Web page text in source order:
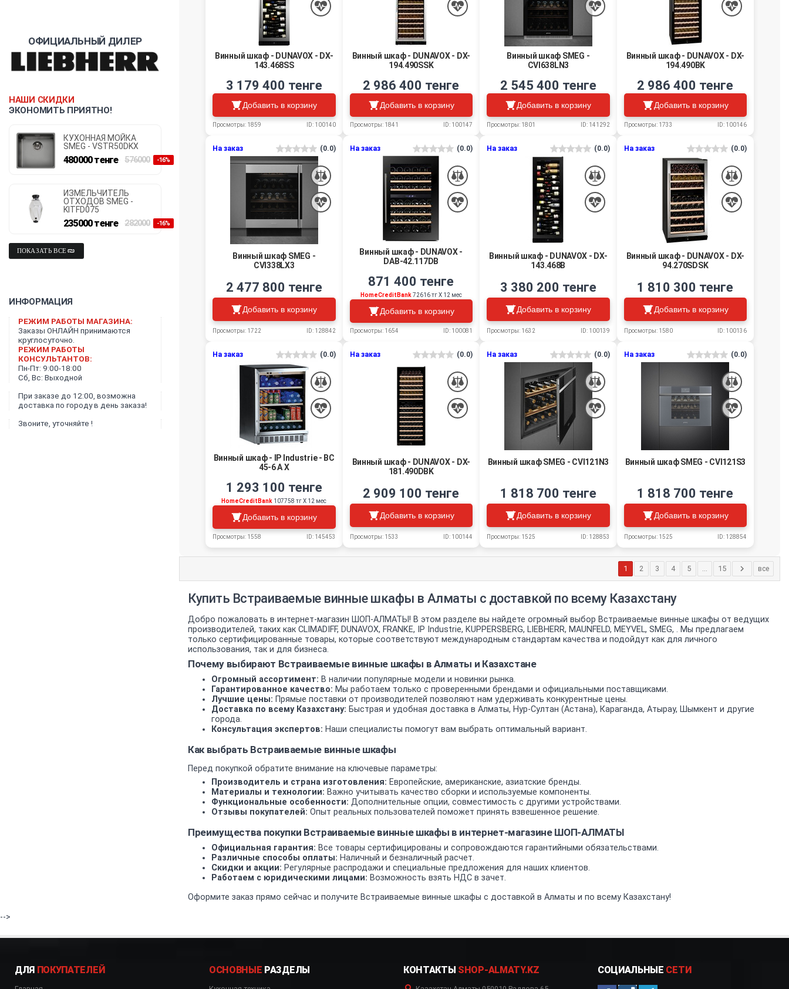
ОФИЦИАЛЬНЫЙ ДИЛЕР
Винный шкаф - DUNAVOX - DX-
143.468SS
3 179 400 тенге
Добавить в корзину
Просмотры: 1859 ID: 100140
Винный шкаф - DUNAVOX - DX-
194.490SSK
2 986 400 тенге
Добавить в корзину
Просмотры: 1841 ID: 100147
Винный шкаф SMEG -
CVI638LN3
2 545 400 тенге
Добавить в корзину
Просмотры: 1801 ID: 141292
Винный шкаф - DUNAVOX - DX-
194.490BK
2 986 400 тенге
Добавить в корзину
Просмотры: 1733 ID: 100146
На заказ (0.0)
Винный шкаф SMEG -
CVI338LX3
2 477 800 тенге
Добавить в корзину
Просмотры: 1722 ID: 128842
На заказ (0.0)
Винный шкаф - DUNAVOX -
DAB-42.117DB
871 400 тенге
HomeCreditBank72616 тг Х 12 мес
Добавить в корзину
Просмотры: 1654 ID: 100081
На заказ (0.0)
Винный шкаф - DUNAVOX - DX-
143.468B
3 380 200 тенге
Добавить в корзину
Просмотры: 1632 ID: 100139
На заказ (0.0)
Винный шкаф - DUNAVOX - DX-
94.270SDSK
1 810 300 тенге
Добавить в корзину
Просмотры: 1580 ID: 100136
На заказ (0.0)
Винный шкаф - IP Industrie - BC
45-6 A X
1 293 100 тенге
HomeCreditBank 107758 тг Х 12 мес
Добавить в корзину
Просмотры: 1558 ID: 145453
На заказ (0.0)
Винный шкаф - DUNAVOX - DX-
181.490DBK
2 909 100 тенге
Добавить в корзину
Просмотры: 1533 ID: 100144
На заказ (0.0)
Винный шкаф SMEG - CVI121N3
1 818 700 тенге
Добавить в корзину
Просмотры: 1525 ID: 128853
На заказ (0.0)
Винный шкаф SMEG - CVI121S3
1 818 700 тенге
Добавить в корзину
Просмотры: 1525 ID: 128854
1 2 3 4 5 ... 15 все
Купить Встраиваемые винные шкафы в Алматы с доставкой по всему Казахстану
Добро пожаловать в интернет-магазин ШОП-АЛМАТЫ! В этом разделе вы найдете огромный выбор Встраиваемые винные шкафы от ведущих
производителей, таких как CLIMADIFF, DUNAVOX, FRANKE, IP Industrie, KUPPERSBERG, LIEBHERR, MAUNFELD, MEYVEL, SMEG, . Мы предлагаем
только сертифицированные товары, которые соответствуют международным стандартам качества и подойдут как для личного
использования, так и для бизнеса.
Почему выбирают Встраиваемые винные шкафы в Алматы и Казахстане
Огромный ассортимент: В наличии популярные модели и новинки рынка.
Гарантированное качество: Мы работаем только с проверенными брендами и официальными поставщиками.
Лучшие цены: Прямые поставки от производителей позволяют нам удерживать конкурентные цены.
Доставка по всему Казахстану: Быстрая и удобная доставка в Алматы, Нур-Султан (Астана), Караганда, Атырау, Шымкент и другие
города.
Консультация экспертов: Наши специалисты помогут вам выбрать оптимальный вариант.
Как выбрать Встраиваемые винные шкафы
Перед покупкой обратите внимание на ключевые параметры:
Производитель и страна изготовления: Европейские, американские, азиатские бренды.
Материалы и технологии: Важно учитывать качество сборки и используемые компоненты.
Функциональные особенности: Дополнительные опции, совместимость с другими устройствами.
Отзывы покупателей: Опыт реальных пользователей поможет принять взвешенное решение.
Преимущества покупки Встраиваемые винные шкафы в интернет-магазине ШОП-АЛМАТЫ
Официальная гарантия: Все товары сертифицированы и сопровождаются гарантийными обязательствами.
Различные способы оплаты: Наличный и безналичный расчет.
Скидки и акции: Регулярные распродажи и специальные предложения для наших клиентов.
Работаем с юридическими лицами: Возможность взять НДС в зачет.
Оформите заказ прямо сейчас и получите Встраиваемые винные шкафы с доставкой в Алматы и по всему Казахстану!
НАШИ СКИДКИ
ЭКОНОМИТЬ ПРИЯТНО!
КУХОННАЯ МОЙКА
SMEG - VSTR50DKX
480000тенге 576000 -16%
ИЗМЕЛЬЧИТЕЛЬ
ОТХОДОВ SMEG -
KITFD075
235000тенге 282000 -16%
ПОКАЗАТЬ ВСЕ
ИНФОРМАЦИЯ
РЕЖИМ РАБОТЫ МАГАЗИНА:
Заказы ОНЛАЙН принимаются
круглосуточно.
РЕЖИМ РАБОТЫ
КОНСУЛЬТАНТОВ:
Пн-Пт: 9:00-18:00
Сб, Вс: Выходной
При заказе до 12:00, возможна
доставка по городу в день заказа!
Звоните, уточняйте !
-->
ДЛЯ ПОКУПАТЕЛЕЙ ОСНОВНЫЕ РАЗДЕЛЫ КОНТАКТЫ SHOP-ALMATY.KZ СОЦИАЛЬНЫЕ СЕТИ